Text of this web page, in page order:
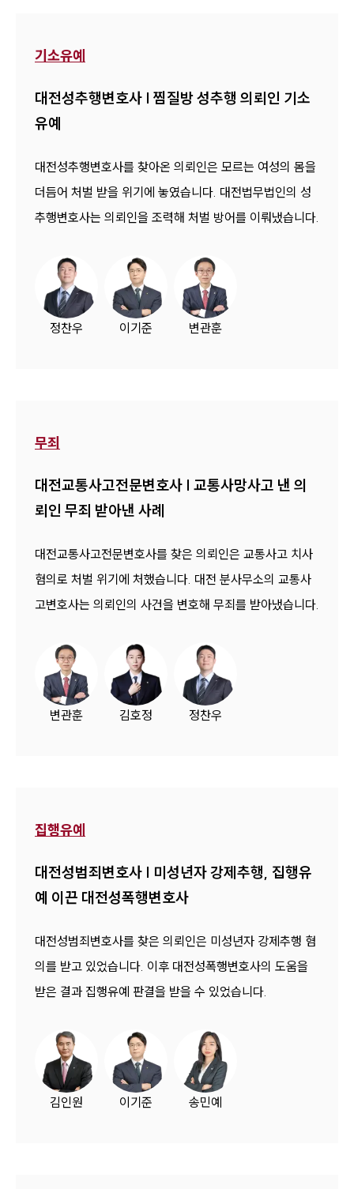
기소유예
대전성추행변호사 | 찜질방 성추행 의뢰인 기소
유예
대전성추행변호사를 찾아온 의뢰인은 모르는 여성의 몸을
더듬어 처벌 받을 위기에 놓였습니다. 대전법무법인의 성
추행변호사는 의뢰인을 조력해 처벌 방어를 이뤄냈습니다.
정찬우 이기준 변관훈
무죄
대전교통사고전문변호사 | 교통사망사고 낸 의
뢰인 무죄 받아낸 사례
대전교통사고전문변호사를 찾은 의뢰인은 교통사고 치사
혐의로 처벌 위기에 처했습니다. 대전 분사무소의 교통사
고변호사는 의뢰인의 사건을 변호해 무죄를 받아냈습니다.
변관훈 김호정 정찬우
집행유예
대전성범죄변호사 | 미성년자 강제추행, 집행유
예 이끈 대전성폭행변호사
대전성범죄변호사를 찾은 의뢰인은 미성년자 강제추행 혐
의를 받고 있었습니다. 이후 대전성폭행변호사의 도움을
받은 결과 집행유예 판결을 받을 수 있었습니다.
김인원 이기준 송민예